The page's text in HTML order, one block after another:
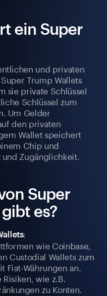
ein Super
und privaten
Trump Wallets
sie private Schlüssel
Schlüssel zum
Um Gelder
den privaten
Wallet speichert
Chip und
Zugänglichkeit.
Super
es?
:
wie Coinbase,
Custodial Wallets zum
Fiat-Währungen an.
wie z.B.
zu Konten.